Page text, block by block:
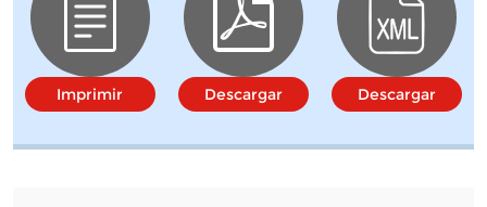
Imprimir Descargar Descargar